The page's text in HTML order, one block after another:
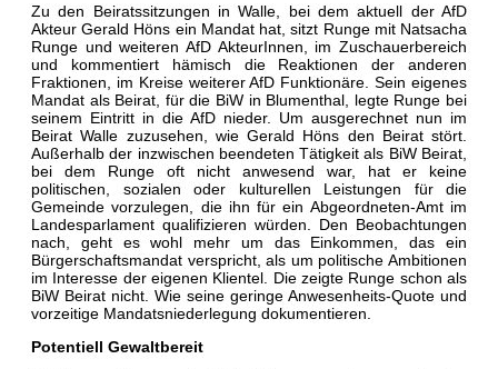
Zu den Beiratssitzungen in Walle, bei dem aktuell der AfD
Akteur Gerald Höns ein Mandat hat, sitzt Runge mit Natsacha
Runge und weiteren AfD AkteurInnen, im Zuschauerbereich
und kommentiert hämisch die Reaktionen der anderen
Fraktionen, im Kreise weiterer AfD Funktionäre. Sein eigenes
Mandat als Beirat, für die BiW in Blumenthal, legte Runge bei
seinem Eintritt in die AfD nieder. Um ausgerechnet nun im
Beirat Walle zuzusehen, wie Gerald Höns den Beirat stört.
Außerhalb der inzwischen beendeten Tätigkeit als BiW Beirat,
bei dem Runge oft nicht anwesend war, hat er keine
politischen, sozialen oder kulturellen Leistungen für die
Gemeinde vorzulegen, die ihn für ein Abgeordneten-Amt im
Landesparlament qualifizieren würden. Den Beobachtungen
nach, geht es wohl mehr um das Einkommen, das ein
Bürgerschaftsmandat verspricht, als um politische Ambitionen
im Interesse der eigenen Klientel. Die zeigte Runge schon als
BiW Beirat nicht. Wie seine geringe Anwesenheits-Quote und
vorzeitige Mandatsniederlegung dokumentieren.
Potentiell Gewaltbereit